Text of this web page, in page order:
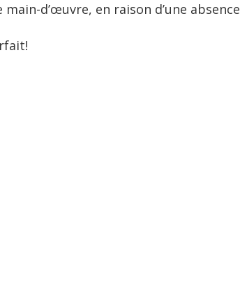
main-d’œuvre, en raison d’une